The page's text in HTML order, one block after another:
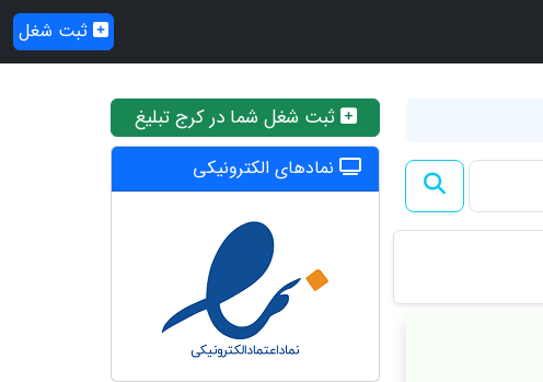
ثبت شغل
ثبت شغل شما در کرج تبلیغ
نمادهای الکترونیکی